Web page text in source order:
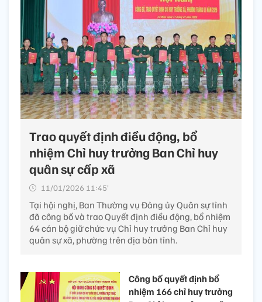
Trao quyết định điều động, bổ
nhiệm Chỉ huy trưởng Ban Chỉ huy
quân sự cấp xã
11/01/2026 11:45’
Tại hội nghị, Ban Thường vụ Đảng ủy Quân sự tỉnh
đã công bố và trao Quyết định điều động, bổ nhiệm
64 cán bộ giữ chức vụ Chỉ huy trưởng Ban Chỉ huy
quân sự xã, phường trên địa bàn tỉnh.
Công bố quyết định bổ
nhiệm 166 chỉ huy trưởng